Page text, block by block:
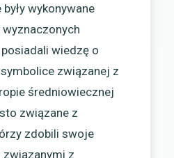
wykonywane
wiedzę o
związanej z
średniowiecznej
związane z
zdobili swoje
związanymi z